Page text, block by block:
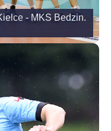
- MKS Bedzin.